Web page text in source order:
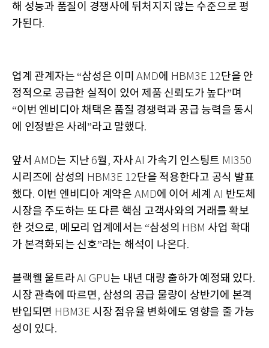
해 성능과 품질이 경쟁사에 뒤처지지 않는 수준으로 평
가된다.
업계 관계자는 “삼성은 이미AMD에 HBM3E 12단을 안
정적으로 공급한 실적이 있어 제품 신뢰도가 높다”며
“이번 엔비디아 채택은 품질 경쟁력과 공급 능력을 동시
에 인정받은 사례 ”라고 말했다.
앞서AMD는 지난 6월 , 자사 AI 가속기 인스팅트 MI350
시리즈에 삼성의 HBM3E 12단을 적용한다고 공식 발표
했다. 이번 엔비디아 계약은 AMD에 이어 세계 AI 반도체
시장을 주도하는 또 다른 핵심 고객사와의 거래를 확보
한 것으로, 메모리 업계에서는 “삼성의 HBM 사업 확대
가 본격화되는 신호”라는 해석이 나온다.
블랙웰 울트라 AI GPU는 내년 대량 출하가 예정돼 있다.
시장 관측에 따르면, 삼성의 공급 물량이 상반기에 본격
반입되면 HBM3E 시장 점유율 변화에도 영향을 줄 가능
성이 있다.